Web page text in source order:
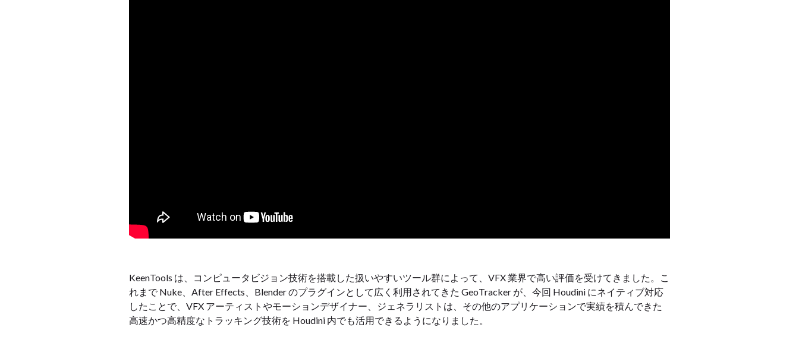
KeenTools は、コンピュータビジョン技術を搭載した扱いやすいツール群によって、VFX 業界で高い評価を受けてきました。こ
れまで Nuke、After Effects、Blender のプラグインとして広く利用されてきた GeoTracker が、今回 Houdini にネイティブ対応
したことで、VFX アーティストやモーションデザイナー、ジェネラリストは、その他のアプリケーションで実績を積んできた
高速かつ高精度なトラッキング技術を Houdini 内でも活用できるようになりました。